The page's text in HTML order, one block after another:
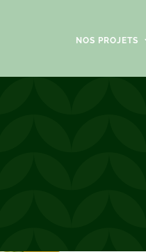
NOS PROJETS